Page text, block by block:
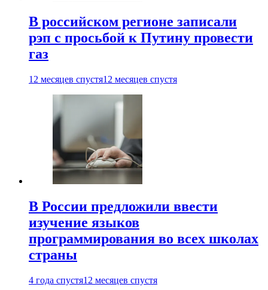
В российском регионе записали
рэп с просьбой к Путину провести
газ
12 месяцев спустя12 месяцев спустя
В России предложили ввести
изучение языков
программирования во всех школах
страны
4 года спустя12 месяцев спустя